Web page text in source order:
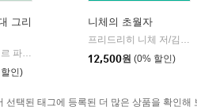
그리
| 현대지성
인)
니체의 초월자
12,500원 (0% 할인)
선택된 태그에 등록된 더 많은 상품을 확인해